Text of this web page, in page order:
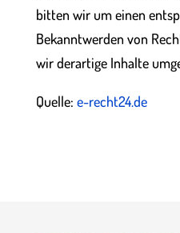
bitten wir um einen
Bekanntwerden von
wir derartige Inhalte
Quelle: e-recht24.de